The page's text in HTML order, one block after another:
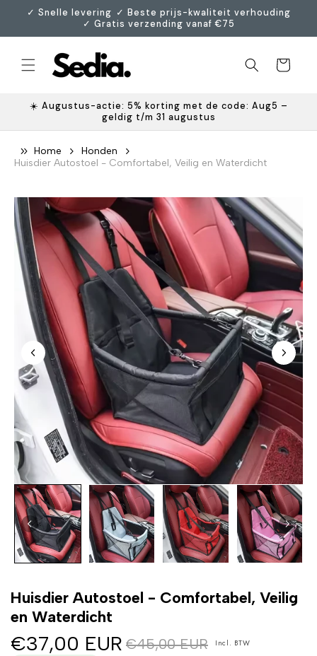
naar de
ㅤ✓ Snelle levering ㅤㅤ✓ Beste prijs-kwaliteit verhoudingㅤ
✓ Gratis verzending vanaf €75
Winkelwagen
☀️ Augustus-actie: 5% korting met de code: Aug5 –
geldig t/m 31 augustus
Home
Honden
Huisdier Autostoel - Comfortabel, Veilig en Waterdicht
Huisdier Autostoel - Comfortabel, Veilig
en Waterdicht
€37,00 EUR €45,00 EUR Incl. BTW‎ ‎ ‎